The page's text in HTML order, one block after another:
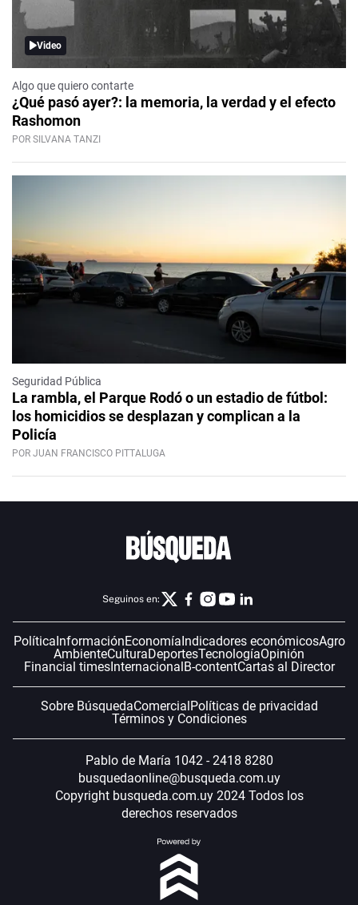
Video
Algo que quiero contarte
¿Qué pasó ayer?: la memoria, la verdad y el efecto
Rashomon
POR SILVANA TANZI
Seguridad Pública
La rambla, el Parque Rodó o un estadio de fútbol:
los homicidios se desplazan y complican a la
Policía
POR JUAN FRANCISCO PITTALUGA
Seguinos en:
PolíticaInformaciónEconomíaIndicadores económicosAgro
AmbienteCulturaDeportesTecnologíaOpinión
Financial timesInternacionalB-contentCartas al Director
Sobre BúsquedaComercialPolíticas de privacidad
Términos y Condiciones
Pablo de María 1042 - 2418 8280
busquedaonline@busqueda.com.uy
Copyright busqueda.com.uy 2024 Todos los
derechos reservados